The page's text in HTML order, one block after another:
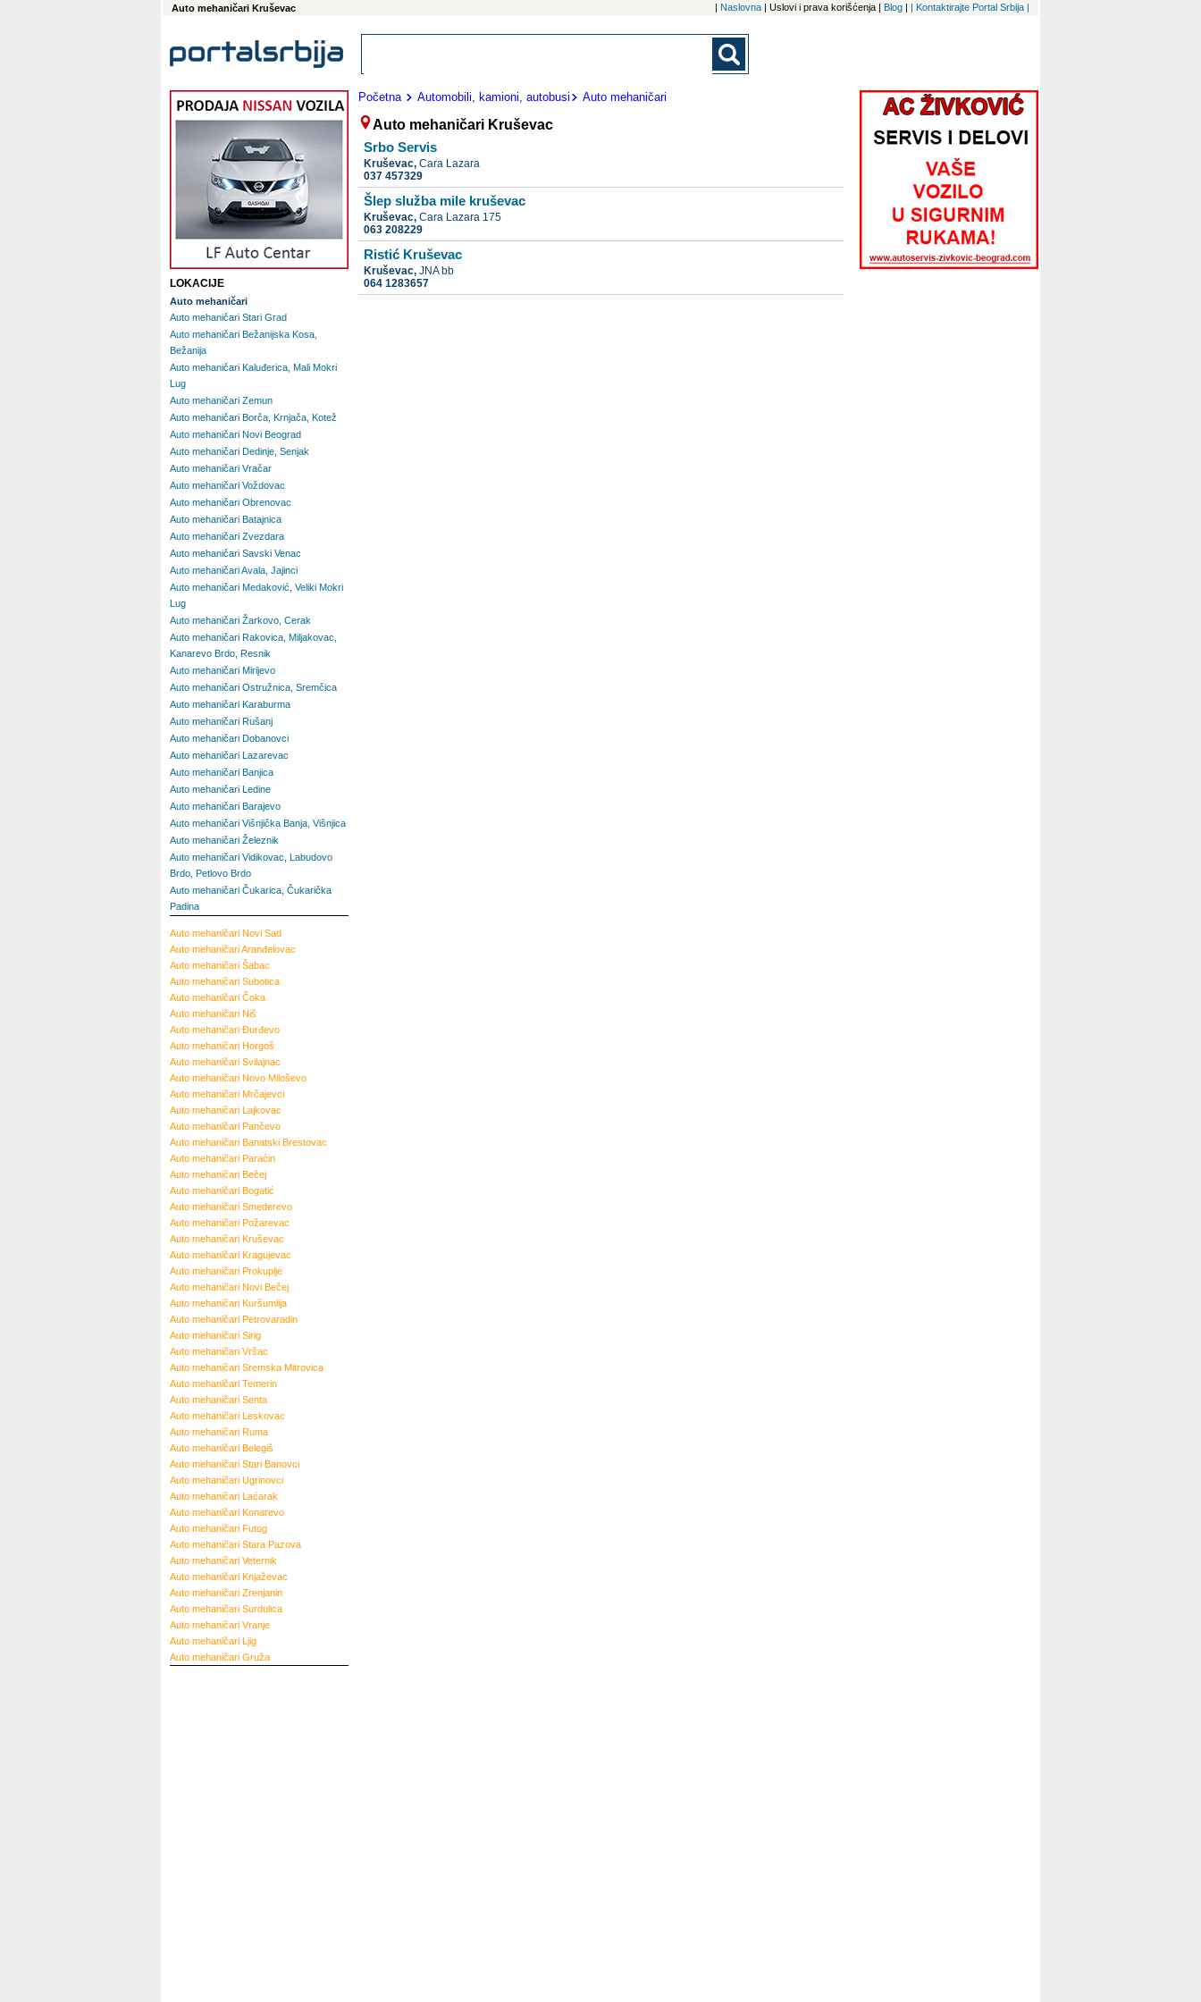
Auto mehaničari Kruševac | Naslovna | Uslovi i prava korišćenja | Blog | | Kontaktirajte Portal Srbija |
Početna Automobili, kamioni, autobusi Auto mehaničari
Auto mehaničari Kruševac
Srbo Servis
Kruševac,Cara Lazara
037 457329
Šlep služba mile kruševac
Kruševac,Cara Lazara 175
063 208229
Ristić Kruševac
Kruševac,JNA bb
064 1283657
LOKACIJE
Auto mehaničari
Auto mehaničari Stari Grad
Auto mehaničari Bežanijska Kosa,
Bežanija
Auto mehaničari Kaluđerica, Mali Mokri
Lug
Auto mehaničari Zemun
Auto mehaničari Borča, Krnjača, Kotež
Auto mehaničari Novi Beograd
Auto mehaničari Dedinje, Senjak
Auto mehaničari Vračar
Auto mehaničari Voždovac
Auto mehaničari Obrenovac
Auto mehaničari Batajnica
Auto mehaničari Zvezdara
Auto mehaničari Savski Venac
Auto mehaničari Avala, Jajinci
Auto mehaničari Medaković, Veliki Mokri
Lug
Auto mehaničari Žarkovo, Cerak
Auto mehaničari Rakovica, Miljakovac,
Kanarevo Brdo, Resnik
Auto mehaničari Mirijevo
Auto mehaničari Ostružnica, Sremčica
Auto mehaničari Karaburma
Auto mehaničari Rušanj
Auto mehaničari Dobanovci
Auto mehaničari Lazarevac
Auto mehaničari Banjica
Auto mehaničari Ledine
Auto mehaničari Barajevo
Auto mehaničari Višnjička Banja, Višnjica
Auto mehaničari Železnik
Auto mehaničari Vidikovac, Labudovo
Brdo, Petlovo Brdo
Auto mehaničari Čukarica, Čukarička
Padina
Auto mehaničari Novi Sad
Auto mehaničariAranđelovac
Auto mehaničari Šabac
Auto mehaničari Subotica
Auto mehaničari Čoka
Auto mehaničari Niš
Auto mehaničari Đurđevo
Auto mehaničari Horgoš
Auto mehaničari Svilajnac
Auto mehaničari Novo Miloševo
Auto mehaničari Mrčajevci
Auto mehaničari Lajkovac
Auto mehaničari Pančevo
Auto mehaničari Banatski Brestovac
Auto mehaničari Paraćin
Auto mehaničari Bečej
Auto mehaničari Bogatić
Auto mehaničari Smederevo
Auto mehaničari Požarevac
Auto mehaničari Kruševac
Auto mehaničari Kragujevac
Auto mehaničari Prokuplje
Auto mehaničari Novi Bečej
Auto mehaničari Kuršumlija
Auto mehaničari Petrovaradin
Auto mehaničari Sirig
Auto mehaničari Vršac
Auto mehaničari Sremska Mitrovica
Auto mehaničari Temerin
Auto mehaničari Senta
Auto mehaničari Leskovac
Auto mehaničari Ruma
Auto mehaničari Belegiš
Auto mehaničari Stari Banovci
Auto mehaničari Ugrinovci
Auto mehaničari Laćarak
Auto mehaničari Konarevo
Auto mehaničari Futog
Auto mehaničari Stara Pazova
Auto mehaničari Veternik
Auto mehaničari Knjaževac
Auto mehaničari Zrenjanin
Auto mehaničari Surdulica
Auto mehaničari Vranje
Auto mehaničari Ljig
Auto mehaničari Gruža